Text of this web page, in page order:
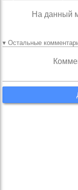
На данный
▾ Остальные